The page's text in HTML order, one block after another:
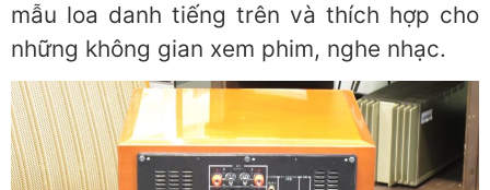
mẫu loa danh tiếng trên và thích hợp cho
những không gian xem phim, nghe nhạc.